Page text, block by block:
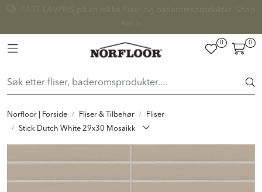
Toggle navigation
0 0
Norfloor | Forside Fliser & Tilbehør
Fliser
Stick Dutch White 29x30 Mosaikk
FLISER & TILBEHØR
BADEROM
INTERIØR
INSPIRASJON
Lenker